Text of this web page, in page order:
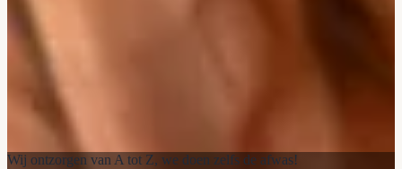
Wij ontzorgen van A tot Z, we doen zelfs de afwas!